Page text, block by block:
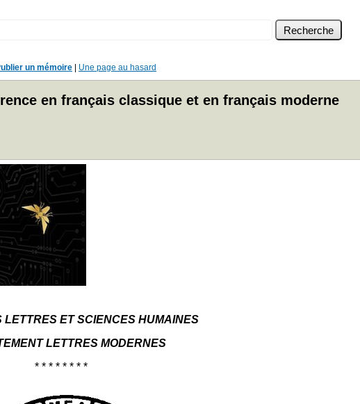
un mémoire Une page au hasard
en français classique et en français moderne
LETTRES ET SCIENCES HUMAINES
LETTRES MODERNES
* * * * * * * *